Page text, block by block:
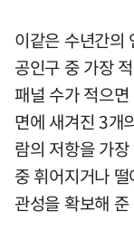
이같은 수년간의
공인구 중 가장
패널 수가 적으
면에 새겨진 3개
람의 저항을 가
중 휘어지거나
관성을 확보해